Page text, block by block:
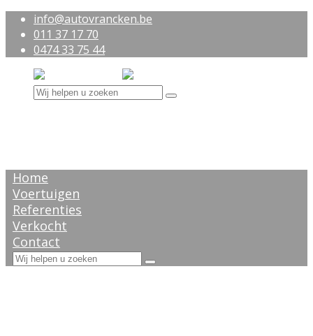
info@autovrancken.be
011 37 17 70
0474 33 75 44
Home
Voertuigen
Referenties
Verkocht
Contact